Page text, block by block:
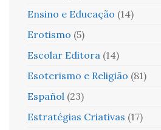
Ensino e Educação (14)
Erotismo (5)
Escolar Editora (14)
Esoterismo e Religião (81)
Español (23)
Estratégias Criativas (17)